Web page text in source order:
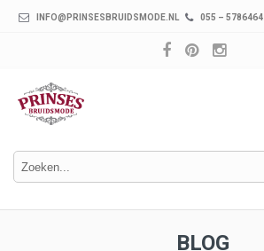
INFO@PRINSESBRUIDSMODE.NL 055 – 5786464
BLOG